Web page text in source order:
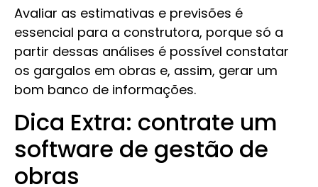
Avaliar as estimativas e previsões é
essencial para a construtora, porque só a
partir dessas análises é possível constatar
os gargalos em obras e, assim, gerar um
bom banco de informações.
Dica Extra: contrate um
software de gestão de
obras